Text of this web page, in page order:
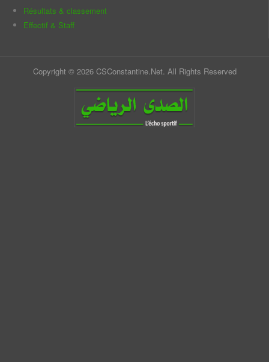
Résultats & classement
Effectif & Staff
Copyright © 2026 CSConstantine.Net. All Rights Reserved